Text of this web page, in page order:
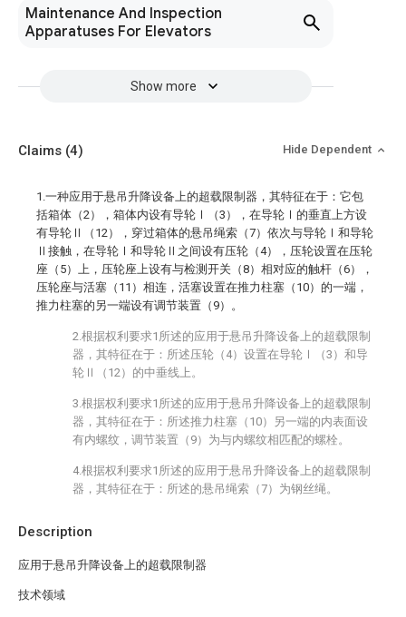
Maintenance And Inspection
Apparatuses For Elevators
Show more
Description
应用于悬吊升降设备上的超载限制器
技术领域
Claims (4) Hide Dependent
1.一种应用于悬吊升降设备上的超载限制器，其特征在于：它包
括箱体（2），箱体内设有导轮Ⅰ（3），在导轮Ⅰ的垂直上方设
有导轮Ⅱ（12），穿过箱体的悬吊绳索（7）依次与导轮Ⅰ和导轮
Ⅱ接触，在导轮Ⅰ和导轮Ⅱ之间设有压轮（4），压轮设置在压轮
座（5）上，压轮座上设有与检测开关（8）相对应的触杆（6），
压轮座与活塞（11）相连，活塞设置在推力柱塞（10）的一端，
推力柱塞的另一端设有调节装置（9）。
2.根据权利要求1所述的应用于悬吊升降设备上的超载限制
器，其特征在于：所述压轮（4）设置在导轮Ⅰ（3）和导
轮Ⅱ（12）的中垂线上。
3.根据权利要求1所述的应用于悬吊升降设备上的超载限制
器，其特征在于：所述推力柱塞（10）另一端的内表面设
有内螺纹，调节装置（9）为与内螺纹相匹配的螺栓。
4.根据权利要求1所述的应用于悬吊升降设备上的超载限制
器，其特征在于：所述的悬吊绳索（7）为钢丝绳。